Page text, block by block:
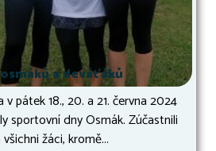
a deváťáků
pátek 18., 20. a 21. června 2024
sportovní dny Osmák. Zúčastnili
žáci, kromě...